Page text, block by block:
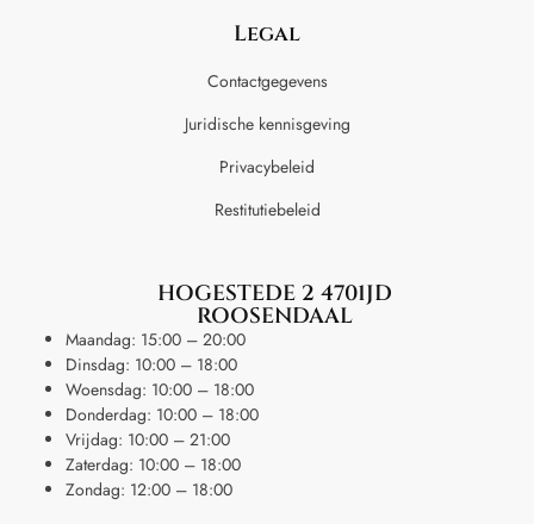
Legal
Contactgegevens
Juridische kennisgeving
Privacybeleid
Restitutiebeleid
HOGESTEDE 2 4701JD
ROOSENDAAL
Maandag: 15:00 – 20:00
Dinsdag: 10:00 – 18:00
Woensdag: 10:00 – 18:00
Donderdag: 10:00 – 18:00
Vrijdag: 10:00 – 21:00
Zaterdag: 10:00 – 18:00
Zondag: 12:00 – 18:00